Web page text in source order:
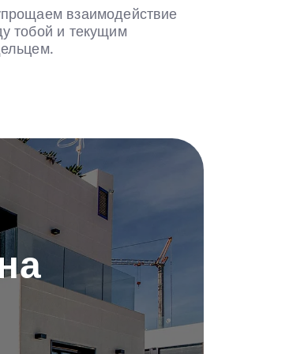
взаимодействие
тобой и текущим